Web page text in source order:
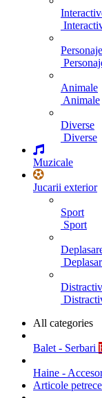
Personaje
Animale
Animale
Diverse
Diverse
Muzicale
Jucarii exterior
Sport
Sport
All categories
Balet - Serbari
Haine -
Articole